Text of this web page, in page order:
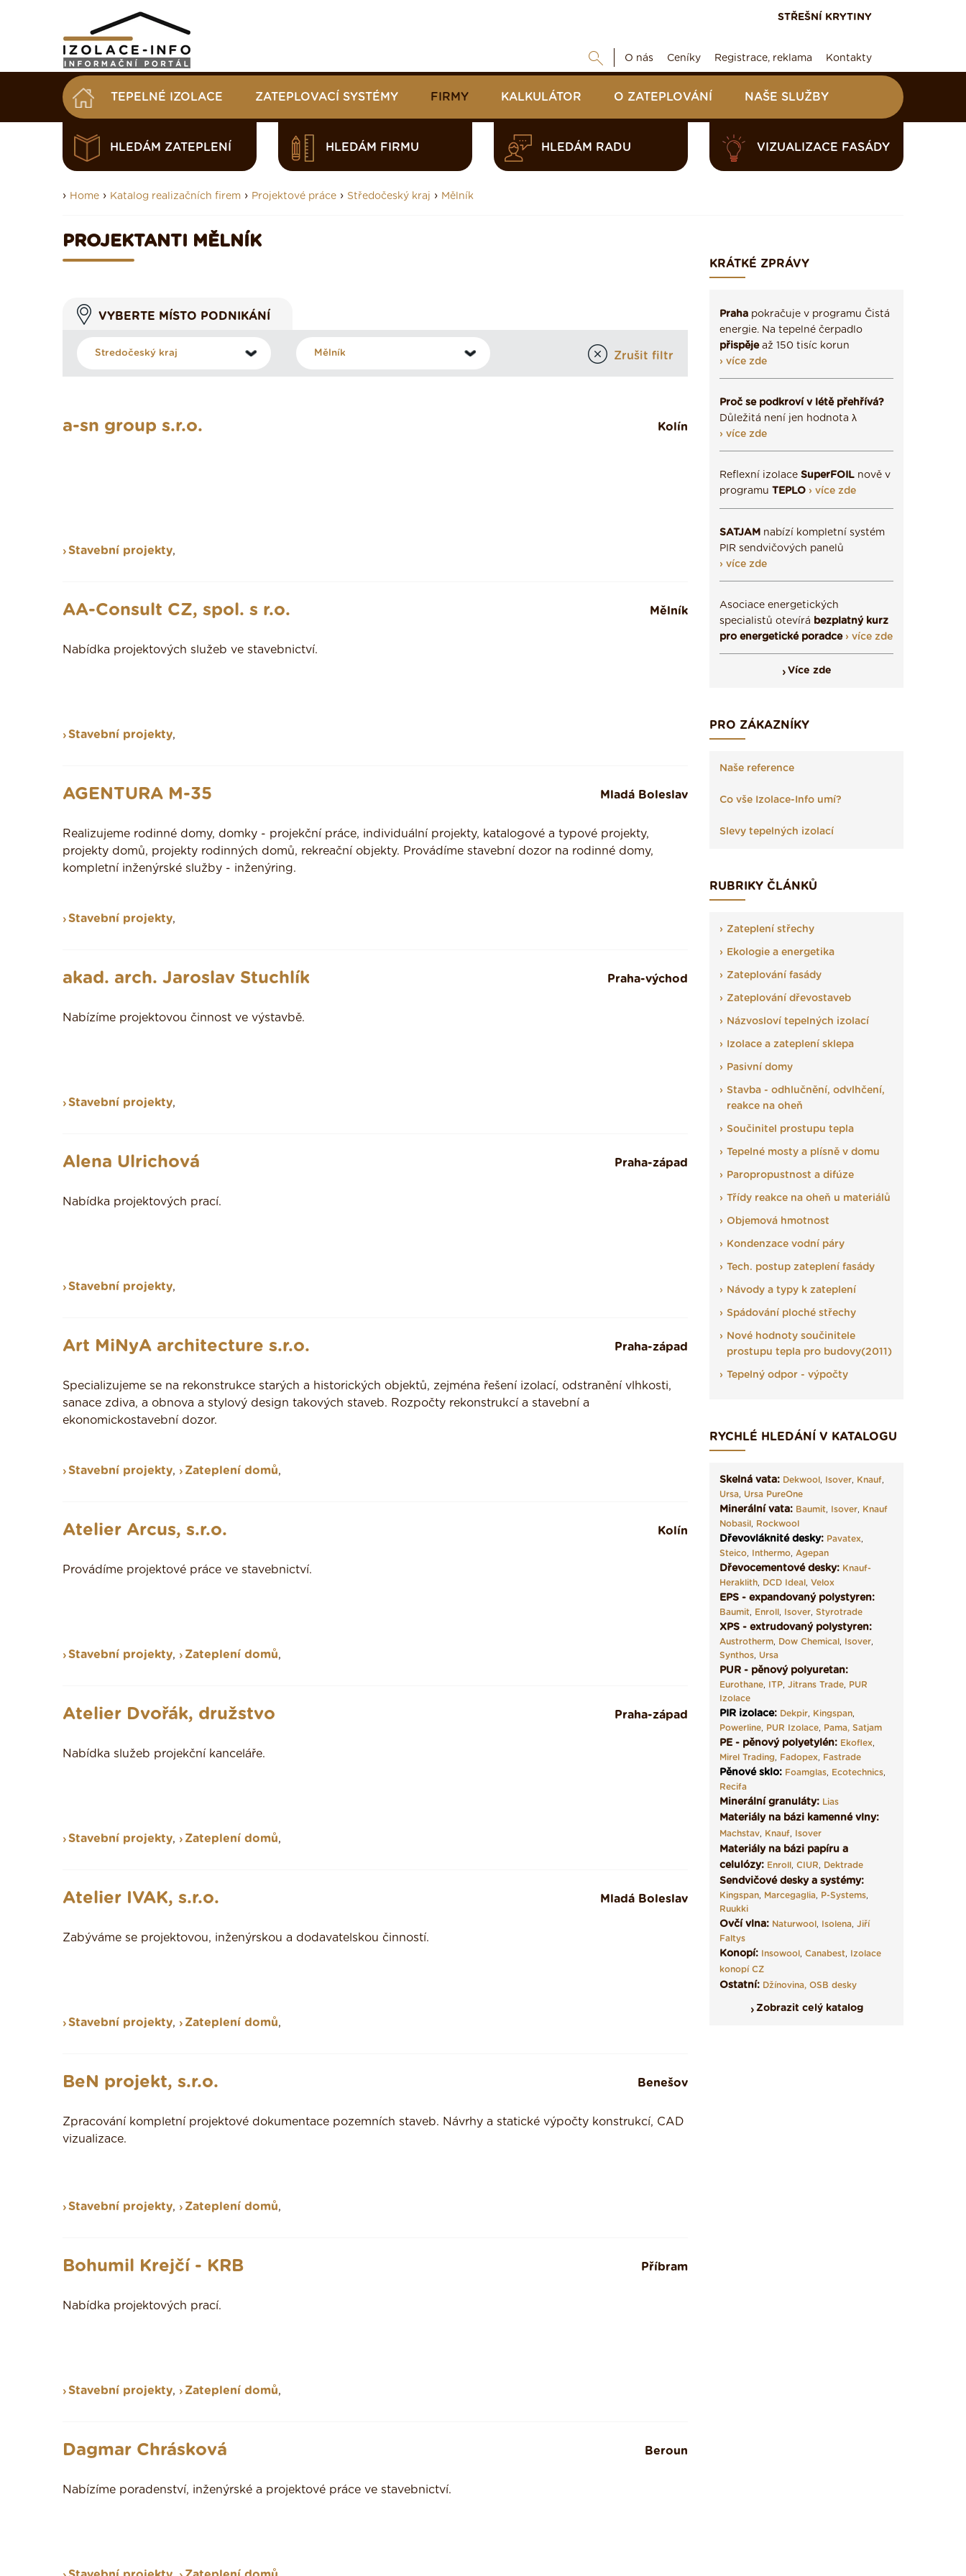
STŘEŠNÍ KRYTINY
O nás Ceníky Registrace, reklama Kontakty
TEPELNÉ IZOLACE ZATEPLOVACÍ SYSTÉMY FIRMY KALKULÁTOR O ZATEPLOVÁNÍ NAŠE SLUŽBY
HLEDÁM ZATEPLENÍ HLEDÁM FIRMU HLEDÁM RADU VIZUALIZACE FASÁDY
› Home › Katalog realizačních firem › Projektové práce › Středočeský kraj › Mělník
PROJEKTANTI MĚLNÍK
VYBERTE MÍSTO PODNIKÁNÍ
Zrušit filtr
a-sn group s.r.o. Kolín
Stavební projekty,
AA-Consult CZ, spol. s r.o. Mělník
Nabídka projektových služeb ve stavebnictví.
Stavební projekty,
AGENTURA M-35 Mladá Boleslav
Realizujeme rodinné domy, domky - projekční práce, individuální projekty, katalogové a typové projekty,
projekty domů, projekty rodinných domů, rekreační objekty. Provádíme stavební dozor na rodinné domy,
kompletní inženýrské služby - inženýring.
Stavební projekty,
akad. arch. Jaroslav Stuchlík Praha-východ
Nabízíme projektovou činnost ve výstavbě.
Stavební projekty,
Alena Ulrichová Praha-západ
Nabídka projektových prací.
Stavební projekty,
Art MiNyA architecture s.r.o. Praha-západ
Specializujeme se na rekonstrukce starých a historických objektů, zejména řešení izolací, odstranění vlhkosti,
sanace zdiva, a obnova a stylový design takových staveb. Rozpočty rekonstrukcí a stavební a
ekonomickostavební dozor.
Stavební projekty, Zateplení domů,
Atelier Arcus, s.r.o. Kolín
Provádíme projektové práce ve stavebnictví.
Stavební projekty, Zateplení domů,
Atelier Dvořák, družstvo Praha-západ
Nabídka služeb projekční kanceláře.
Stavební projekty, Zateplení domů,
Atelier IVAK, s.r.o. Mladá Boleslav
Zabýváme se projektovou, inženýrskou a dodavatelskou činností.
Stavební projekty, Zateplení domů,
BeN projekt, s.r.o. Benešov
Zpracování kompletní projektové dokumentace pozemních staveb. Návrhy a statické výpočty konstrukcí, CAD
vizualizace.
Stavební projekty, Zateplení domů,
Bohumil Krejčí - KRB Příbram
Nabídka projektových prací.
Stavební projekty, Zateplení domů,
Dagmar Chrásková Beroun
Nabízíme poradenství, inženýrské a projektové práce ve stavebnictví.
KRÁTKÉ ZPRÁVY
Praha pokračuje v programu Čistá
energie. Na tepelné čerpadlo
přispějeaž 150 tisíc korun
› více zde
Proč se podkroví v létě přehřívá?
Důležitá není jen hodnota λ
› více zde
Reflexní izolace SuperFOIL nově v
programu TEPLO › více zde
SATJAM nabízí kompletní systém
PIR sendvičových panelů
› více zde
Asociace energetických
specialistů otevírá bezplatný kurz
pro energetické poradce › více zde
Více zde
PRO ZÁKAZNÍKY
Naše reference
Co vše Izolace-Info umí?
Slevy tepelných izolací
RUBRIKY ČLÁNKŮ
Zateplení střechy
Ekologie a energetika
Zateplování fasády
Zateplování dřevostaveb
Názvosloví tepelných izolací
Izolace a zateplení sklepa
Pasivní domy
Stavba - odhlučnění, odvlhčení,
reakce na oheň
Součinitel prostupu tepla
Tepelné mosty a plísně v domu
Paropropustnost a difúze
Třídy reakce na oheň u materiálů
Objemová hmotnost
Kondenzace vodní páry
Tech. postup zateplení fasády
Návody a typy k zateplení
Spádování ploché střechy
Nové hodnoty součinitele
prostupu tepla pro budovy(2011)
Tepelný odpor - výpočty
RYCHLÉ HLEDÁNÍ V KATALOGU
Skelná vata: Dekwool, Isover, Knauf,
Ursa, Ursa PureOne
Minerální vata: Baumit, Isover, Knauf
Nobasil, Rockwool
Dřevovláknité desky: Pavatex,
Steico, Inthermo, Agepan
Dřevocementové desky: Knauf-
Heraklith, DCD Ideal, Velox
EPS - expandovaný polystyren:
Baumit, Enroll, Isover, Styrotrade
XPS - extrudovaný polystyren:
Austrotherm, Dow Chemical, Isover,
Synthos, Ursa
PUR - pěnový polyuretan:
Eurothane, ITP, Jitrans Trade, PUR
Izolace
PIR izolace: Dekpir, Kingspan,
Powerline, PUR Izolace, Pama, Satjam
PE - pěnový polyetylén: Ekoflex,
Mirel Trading, Fadopex, Fastrade
Pěnové sklo: Foamglas, Ecotechnics,
Recifa
Minerální granuláty: Lias
Materiály na bázi kamenné vlny:
Machstav, Knauf, Isover
Materiály na bázi papíru a
celulózy: Enroll, CIUR, Dektrade
Sendvičové desky a systémy:
Kingspan, Marcegaglia, P-Systems,
Ruukki
Ovčí vlna: Naturwool, Isolena, Jiří
Faltys
Konopí: Insowool, Canabest, Izolace
konopí CZ
Ostatní: Džínovina, OSB desky
Zobrazit celý katalog